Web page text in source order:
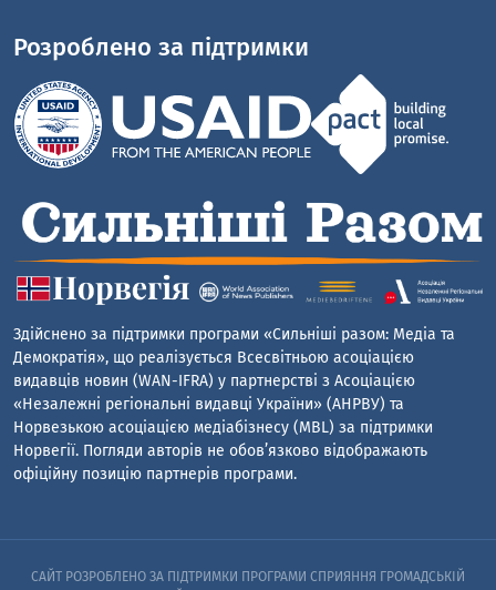
Розроблено за підтримки
Здійснено за підтримки програми «Сильніші разом: Медіа та
Демократія», що реалізується Всесвітньою асоціацією
видавців новин (WAN-IFRA) у партнерстві з Асоціацією
«Незалежні регіональні видавці України» (АНРВУ) та
Норвезькою асоціацією медіабізнесу (MBL) за підтримки
Норвегії. Погляди авторів не обов’язково відображають
офіційну позицію партнерів програми.
САЙТ РОЗРОБЛЕНО ЗА ПІДТРИМКИ ПРОГРАМИ СПРИЯННЯ ГРОМАДСЬКІЙ